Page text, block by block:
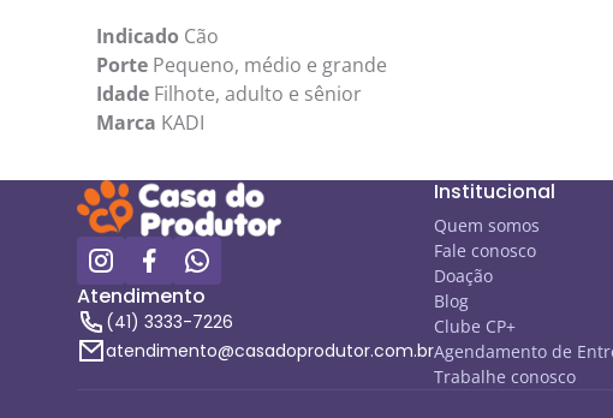
Indicado Cão
Porte Pequeno, médio e grande
Idade Filhote, adulto e sênior
Marca KADI
Atendimento
(41) 3333-7226
atendimento@casadoprodutor.com.br
Institucional
Quem somos
Fale conosco
Doação
Blog
Clube CP+
Agendamento de
Trabalhe conosco